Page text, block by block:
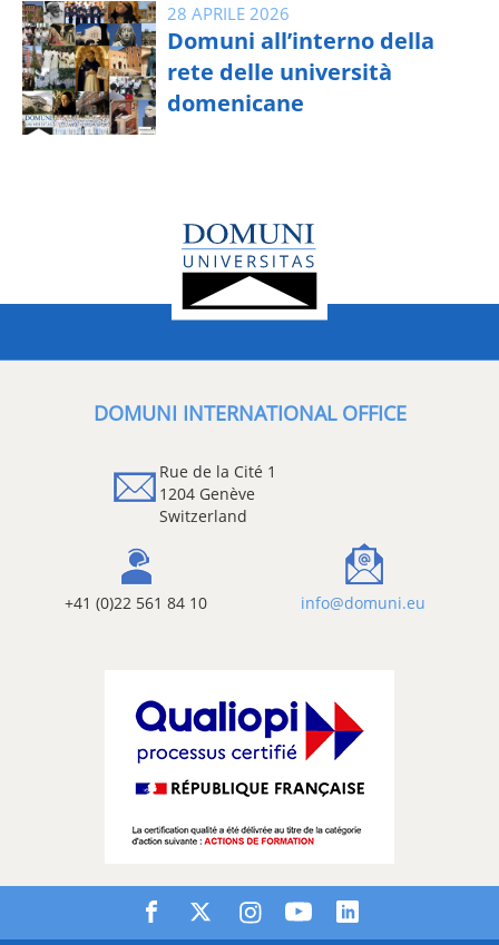
28 APRILE 2026
Domuni all’interno della
rete delle università
domenicane
DOMUNI INTERNATIONAL OFFICE
Rue de la Cité 1
1204 Genève
Switzerland
+41 (0)22 561 84 10 info@domuni.eu